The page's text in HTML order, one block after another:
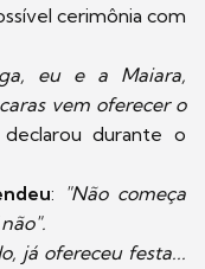
cerimônia com
eu e a Maiara,
vem oferecer o
durante o
: "Não começa
já ofereceu festa...